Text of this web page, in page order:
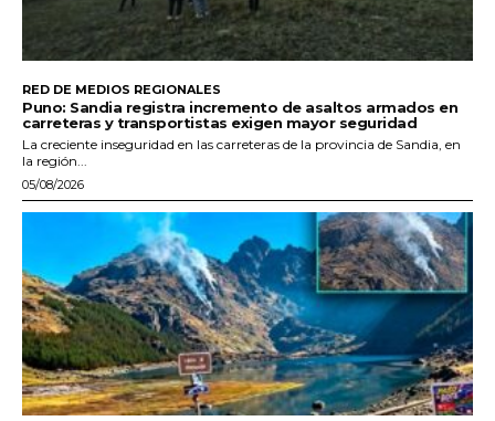
RED DE MEDIOS REGIONALES
Puno: Sandia registra incremento de asaltos armados en
carreteras y transportistas exigen mayor seguridad
La creciente inseguridad en las carreteras de la provincia de Sandia, en
la región...
05/08/2026